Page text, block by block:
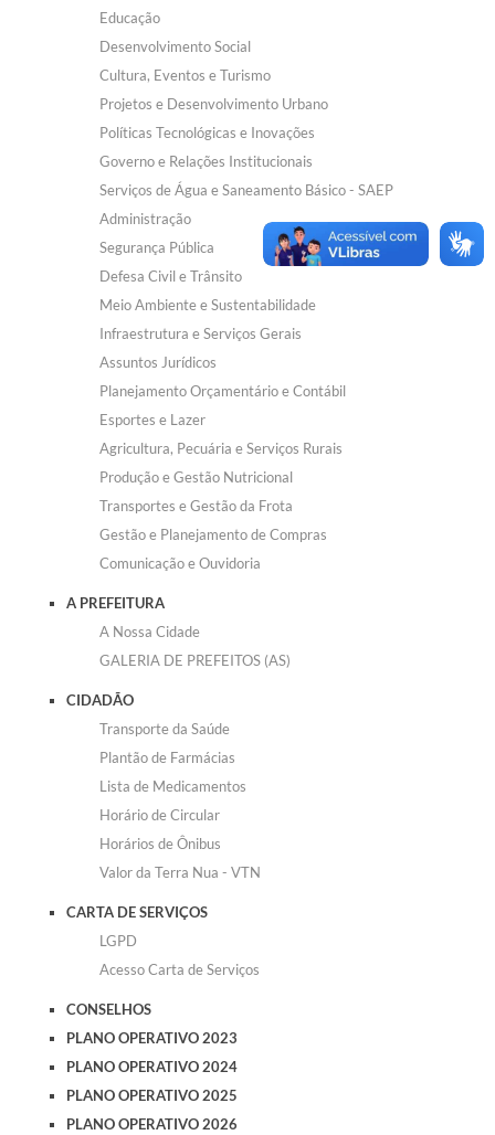
Educação
Desenvolvimento Social
Cultura, Eventos e Turismo
Projetos e Desenvolvimento Urbano
Políticas Tecnológicas e Inovações
Governo e Relações Institucionais
Serviços de Água e Saneamento Básico - SAEP
Administração
Segurança Pública
Defesa Civil e Trânsito
Meio Ambiente e Sustentabilidade
Infraestrutura e Serviços Gerais
Assuntos Jurídicos
Planejamento Orçamentário e Contábil
Esportes e Lazer
Agricultura, Pecuária e Serviços Rurais
Produção e Gestão Nutricional
Transportes e Gestão da Frota
Gestão e Planejamento de Compras
Comunicação e Ouvidoria
A PREFEITURA
A Nossa Cidade
GALERIA DE PREFEITOS (AS)
CIDADÃO
Transporte da Saúde
Plantão de Farmácias
Lista de Medicamentos
Horário de Circular
Horários de Ônibus
Valor da Terra Nua - VTN
CARTA DE SERVIÇOS
LGPD
Acesso Carta de Serviços
CONSELHOS
PLANO OPERATIVO 2023
PLANO OPERATIVO 2024
PLANO OPERATIVO 2025
PLANO OPERATIVO 2026